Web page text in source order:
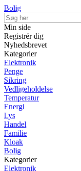
Bolig
Min side
Registrér dig
Nyhedsbrevet
Kategorier
Elektronik
Penge
Sikring
Vedligeholdelse
Temperatur
Energi
Lys
Handel
Familie
Kloak
Bolig
Kategorier
Elektronik